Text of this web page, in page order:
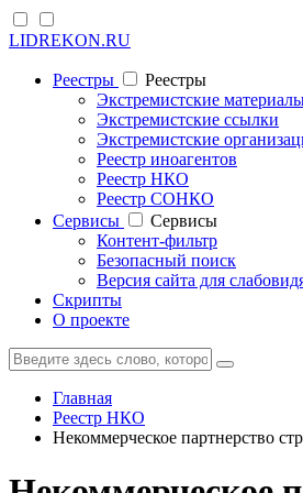
LIDREKON.RU
Реестры
Реестры
Экстремистские
Экстремистские ссылки
Экстремистские
Реестр иноагентов
Реестр НКО
Реестр СОНКО
Cервисы
Cервисы
Контент-фильтр
Безопасный поиск
Версия сайта для
Скрипты
О проекте
Главная
Реестр НКО
Некоммерческое партнерство